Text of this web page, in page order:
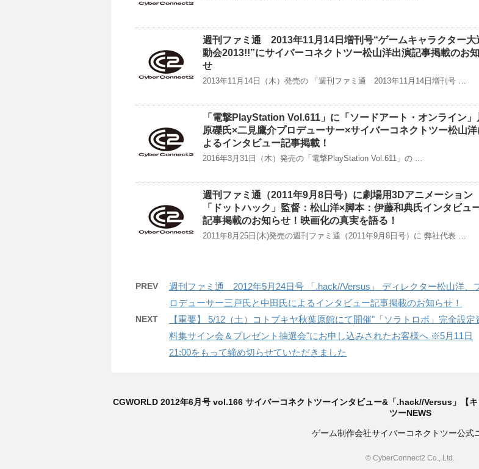
週刊ファミ通 2013年11月14日増刊号“ゲームキャラクター大
動会2013!!”にサイバーコネクトツー松山洋出演記事掲載のお
せ
2013年11月14日（木）発売の 「週刊ファミ通 2013年11月14日増刊号 …
「電撃PlayStation Vol.611」に「ソードアート・オンライン」
原礫氏×二見鷹介プロデューサー×サイバーコネクトツー松山洋
よるインタビュー記事掲載！
2016年3月31日（木）発売の「電撃PlayStation Vol.611」の …
週刊ファミ通（2011年9月8日号）に劇場用3Dアニメーション
「ドットハック」監督：松山洋×脚本：伊藤和典氏インタビュ
記事掲載のお知らせ！映画化の真実を語る！
2011年8月25日(木)発売の週刊ファミ通（2011年9月8日号）に 弊社代表 …
PREV
週刊ファミ通 2012年5月24日号 「.hack//Versus」 ディレクター松山洋、
ロデューサー三戸氏と中田氏によるインタビュー記事掲載のお知らせ！
NEXT
【重要】 5/12（土）コトブキヤ秋葉原館にて開催"「ソラトロボ」完全設定
料集サイン会＆プレゼント抽選会"にお申し込みされたお客様へ ※5月11日
21:00をもって締め切らせていただきました
CGWORLD 2012年6月号 vol.166 サイバーコネクトツーインタビュー&「.hack//Versus」【
ツーNEWS
ゲーム制作会社サイバーコネクトツー公式
© CyberConnect2 Co., Ltd.